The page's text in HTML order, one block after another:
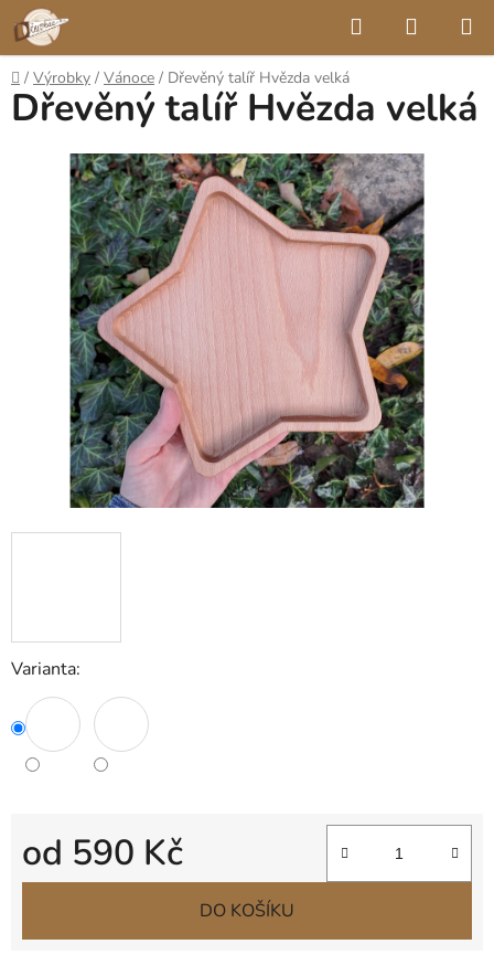
Přejít
na
obsah
Hledat
KOŠÍK
Domů
/ Výrobky / Vánoce / Dřevěný talíř Hvězda velká
Varianta:
od 590 Kč
Měrná cena:
DO KOŠÍKU
Dřevěný talíř Hvězda velká